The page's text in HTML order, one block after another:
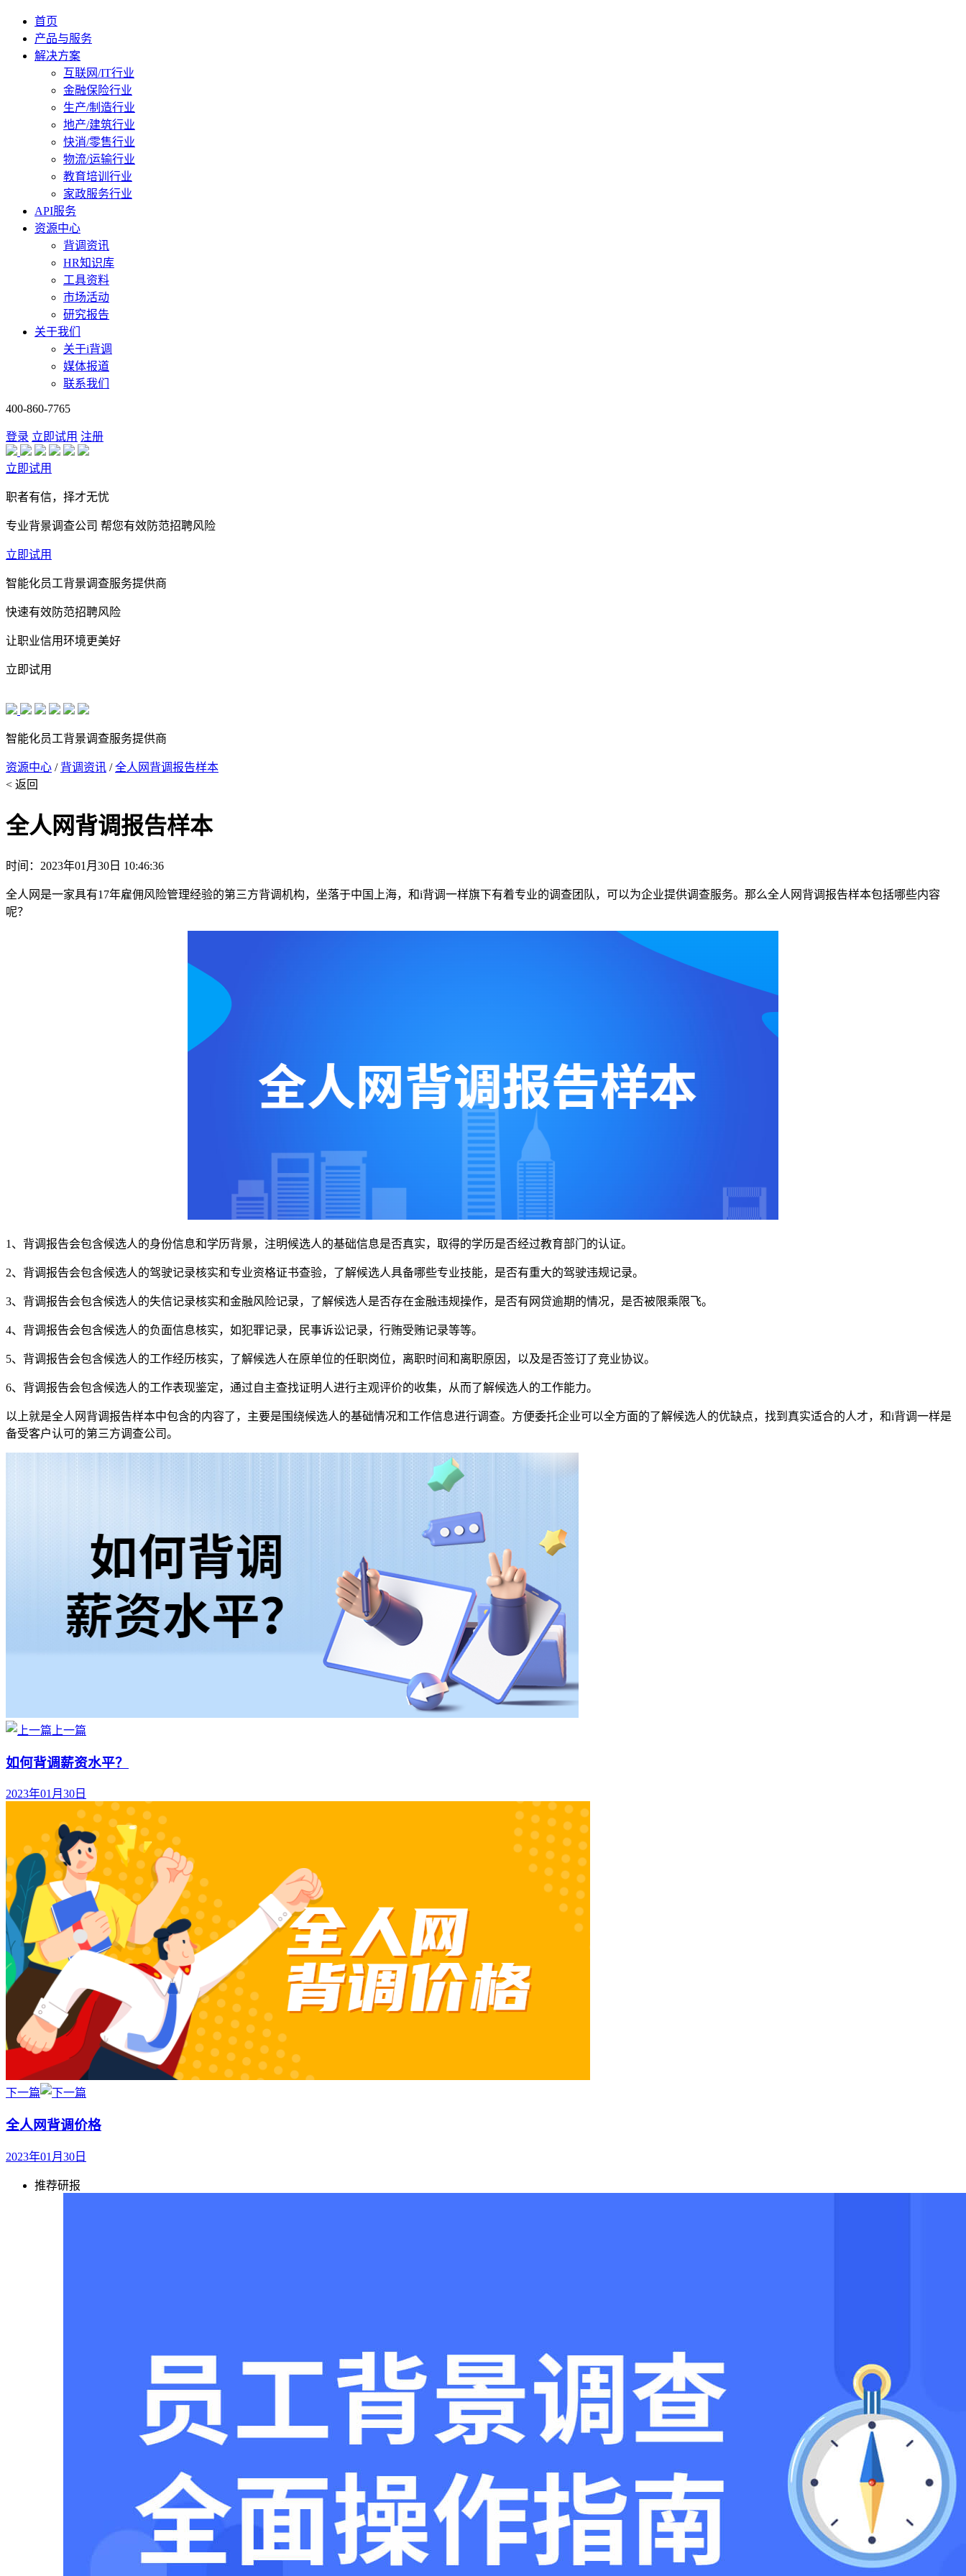
首页
产品与服务
解决方案
互联网/IT行业
金融保险行业
生产/制造行业
地产/建筑行业
快消/零售行业
物流/运输行业
教育培训行业
家政服务行业
API服务
资源中心
背调资讯
HR知识库
工具资料
市场活动
研究报告
关于我们
关于i背调
媒体报道
联系我们
400-860-7765
登录 立即试用 注册
立即试用
职者有信，择才无忧
专业背景调查公司 帮您有效防范招聘风险
立即试用
智能化员工背景调查服务提供商
快速有效防范招聘风险
让职业信用环境更美好
立即试用
智能化员工背景调查服务提供商
资源中心 / 背调资讯 /全人网背调报告样本
< 返回
全人网背调报告样本
时间：2023年01月30日 10:46:36
全人网是一家具有17年雇佣风险管理经验的第三方背调机构，坐落于中国上海，和i背调一样旗下有着专业的调查团队，可以为企业提供调查服务。那么全人网背调报告样本包括哪些内容
呢？
1、背调报告会包含候选人的身份信息和学历背景，注明候选人的基础信息是否真实，取得的学历是否经过教育部门的认证。
2、背调报告会包含候选人的驾驶记录核实和专业资格证书查验，了解候选人具备哪些专业技能，是否有重大的驾驶违规记录。
3、背调报告会包含候选人的失信记录核实和金融风险记录，了解候选人是否存在金融违规操作，是否有网贷逾期的情况，是否被限乘限飞。
4、背调报告会包含候选人的负面信息核实，如犯罪记录，民事诉讼记录，行贿受贿记录等等。
5、背调报告会包含候选人的工作经历核实，了解候选人在原单位的任职岗位，离职时间和离职原因，以及是否签订了竞业协议。
6、背调报告会包含候选人的工作表现鉴定，通过自主查找证明人进行主观评价的收集，从而了解候选人的工作能力。
以上就是全人网背调报告样本中包含的内容了，主要是围绕候选人的基础情况和工作信息进行调查。方便委托企业可以全方面的了解候选人的优缺点，找到真实适合的人才，和i背调一样是
备受客户认可的第三方调查公司。
上一篇
如何背调薪资水平？
2023年01月30日
下一篇
全人网背调价格
2023年01月30日
推荐研报